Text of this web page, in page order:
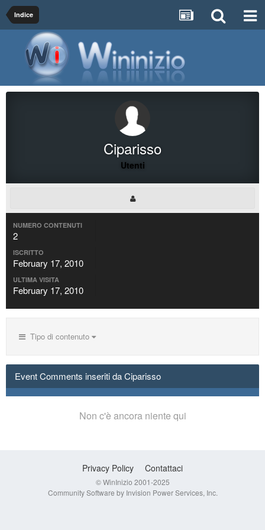
Indice
Ciparisso
Utenti
NUMERO CONTENUTI
2
ISCRITTO
February 17, 2010
ULTIMA VISITA
February 17, 2010
Tipo di contenuto
Event Comments inseriti da Ciparisso
Non c'è ancora niente qui
Privacy Policy Contattaci
© WinInizio 2001-2025
Community Software by Invision Power Services, Inc.